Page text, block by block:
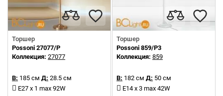
Торшер
Possoni 27077/P
Коллекция: 27077
В: 185 см Д: 28.5 см
E27 x 1 max 92W
Торшер
Possoni 859/P3
Коллекция: 859
В: 182 см Д: 50 см
E14 x 3 max 42W